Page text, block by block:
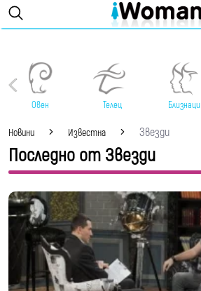
Овен Телец Близнаци
Новини Известна Звезди
Последно от Звезди